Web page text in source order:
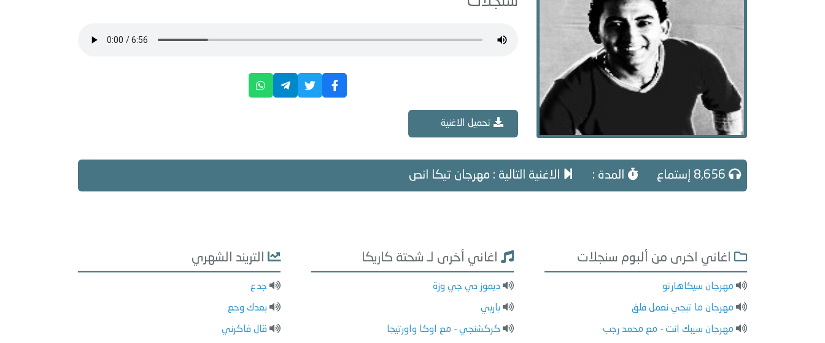
تحميل الاغنية
المدة : الاغنية التالية : مهرجان تيكا انص
اغاني اخرى من ألبوم سنجلات
مهرجان سيكاهارتو
مهرجان ما تيجي نعمل قلق
مهرجان سيبك انت - مع محمد رجب
اغاني أخرى لـ شحتة كاريكا
ديموز دي جي وزة
باربي
كركشنجي - مع اوكا واورتيجا
التريند الشهري
جدع
بعدك وجع
قال فاكرني